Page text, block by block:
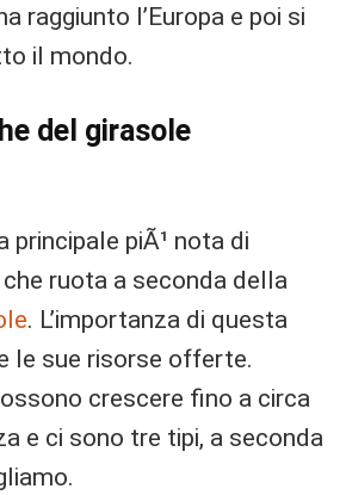
raggiunto l’Europa e poi si
il mondo.
del girasole
principale piÃ¹ nota di
ruota a seconda della
. L’importanza di questa
le sue risorse offerte.
crescere fino a circa
e ci sono tre tipi, a seconda